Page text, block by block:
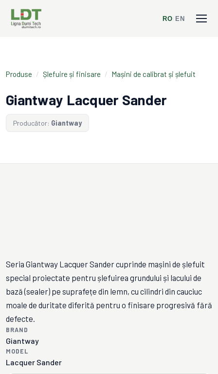
RO EN
Produse / Șlefuire și finisare / Mașini de calibrat și șlefuit
Giantway Lacquer Sander
Producător: Giantway
Seria Giantway Lacquer Sander cuprinde mașini de șlefuit
special proiectate pentru șlefuirea grundului și lacului de
bază (sealer) pe suprafețe din lemn, cu cilindri din cauciuc
moale de duritate diferită pentru o finisare progresivă fără
defecte.
BRAND
Giantway
MODEL
Lacquer Sander